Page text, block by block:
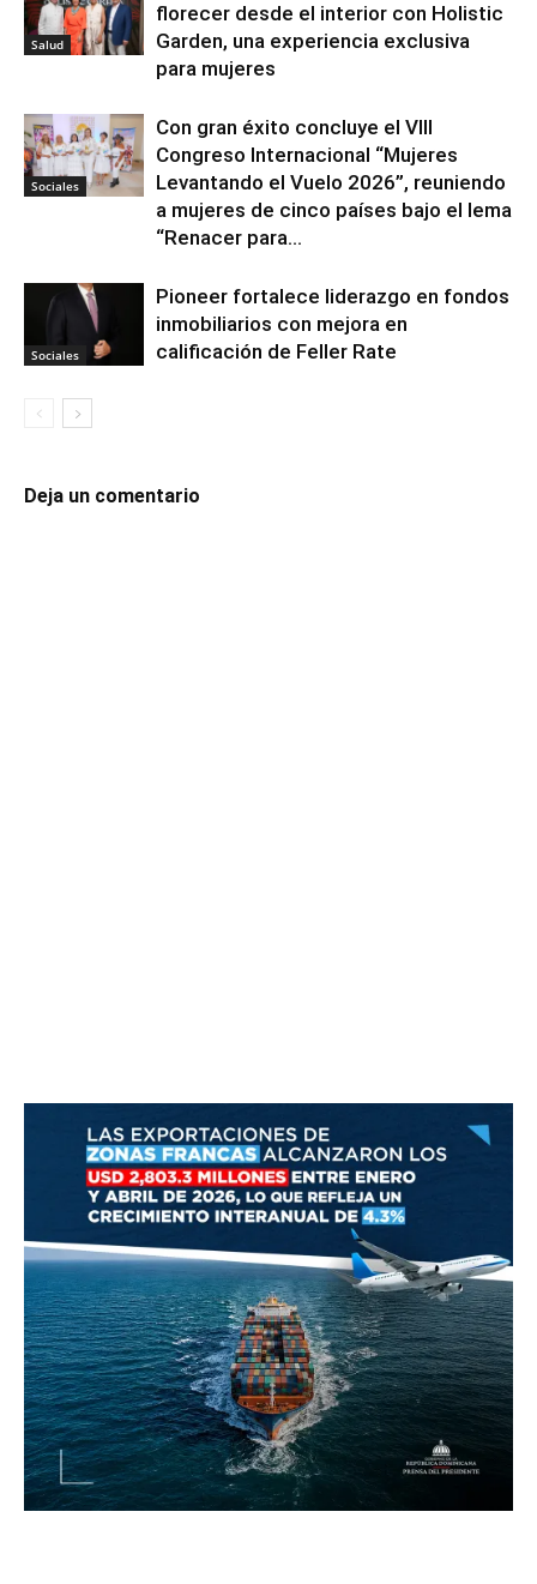
Salud
florecer desde el interior con Holistic
Garden, una experiencia exclusiva
para mujeres
Sociales
Con gran éxito concluye el VIII
Congreso Internacional “Mujeres
Levantando el Vuelo 2026”, reuniendo
a mujeres de cinco países bajo el lema
“Renacer para...
Sociales
Pioneer fortalece liderazgo en fondos
inmobiliarios con mejora en
calificación de Feller Rate
Deja un comentario